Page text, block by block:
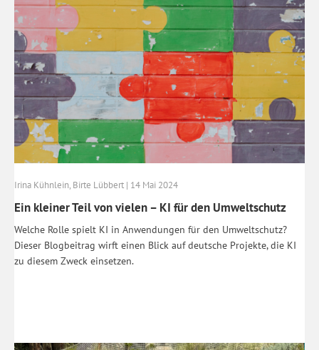
Irina Kühnlein, Birte Lübbert | 14 Mai 2024
Ein kleiner Teil von vielen – KI für den Umweltschutz
Welche Rolle spielt KI in Anwendungen für den Umweltschutz?
Dieser Blogbeitrag wirft einen Blick auf deutsche Projekte, die KI
zu diesem Zweck einsetzen.